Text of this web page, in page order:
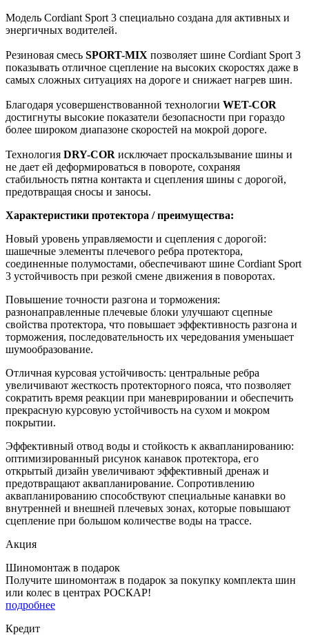
Модель Cordiant Sport 3 специально создана для активных и
энергичных водителей.
Резиновая смесь SPORT-MIX позволяет шине Cordiant Sport 3
показывать отличное сцепление на высоких скоростях даже в
самых сложных ситуациях на дороге и снижает нагрев шин.
Благодаря усовершенствованной технологии WET-COR
достигнуты высокие показатели безопасности при гораздо
более широком диапазоне скоростей на мокрой дороге.
Технология DRY-COR исключает проскальзывание шины и
не дает ей деформироваться в повороте, сохраняя
стабильность пятна контакта и сцепления шины с дорогой,
предотвращая сносы и заносы.
Характеристики протектора / преимущества:
Новый уровень управляемости и сцепления с дорогой:
шашечные элементы плечевого ребра протектора,
соединенные полумостами, обеспечивают шине Cordiant Sport
3 устойчивость при резкой смене движения в поворотах.
Повышение точности разгона и торможения:
разнонаправленные плечевые блоки улучшают сцепные
свойства протектора, что повышает эффективность разгона и
торможения, последовательность их чередования уменьшает
шумообразование.
Отличная курсовая устойчивость: центральные ребра
увеличивают жесткость протекторного пояса, что позволяет
сократить время реакции при маневрировании и обеспечить
прекрасную курсовую устойчивость на сухом и мокром
покрытии.
Эффективный отвод воды и стойкость к аквапланированию:
оптимизированный рисунок канавок протектора, его
открытый дизайн увеличивают эффективный дренаж и
предотвращают аквапланирование. Сопротивлению
аквапланированию способствуют специальные канавки во
внутренней и внешней плечевых зонах, которые повышают
сцепление при большом количестве воды на трассе.
Акция
Шиномонтаж в подарок
Получите шиномонтаж в подарок за покупку комплекта шин
или колес в центрах РОСКАР!
подробнее
Кредит